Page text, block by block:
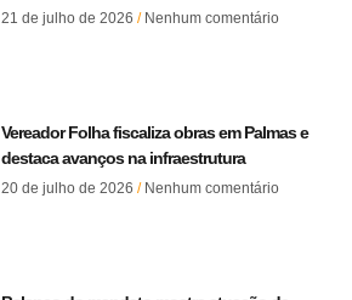
21 de julho de 2026 Nenhum comentário
Vereador Folha fiscaliza obras em Palmas e
destaca avanços na infraestrutura
20 de julho de 2026 Nenhum comentário